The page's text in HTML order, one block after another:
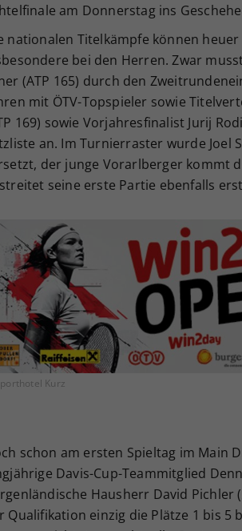
am Donnerstag ins
nationalen Titelkämpfe können
bei den Herren. Zwar
(ATP 165) durch den
mit ÖTV-Topspieler sowie
169) sowie Vorjahresfinalist Jurij
an. Im Turnierraster wurde Joel
der junge Vorarlberger kommt
seine erste Partie ebenfalls
Kurz
schon am ersten Spieltag im Main
Davis-Cup-Teammitglied
Hausherr David Pichler
Qualifikation einzig die Plätze 1 bis